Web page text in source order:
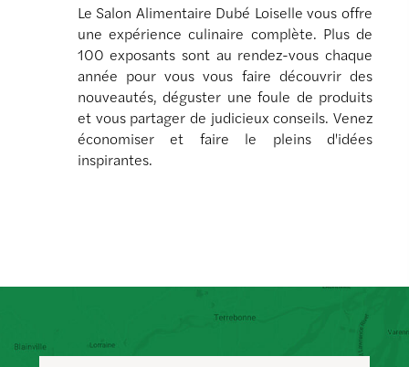
Le Salon Alimentaire Dubé Loiselle vous offre
une expérience culinaire complète. Plus de
100 exposants sont au rendez-vous chaque
année pour vous vous faire découvrir des
nouveautés, déguster une foule de produits
et vous partager de judicieux conseils. Venez
économiser et faire le pleins d'idées
inspirantes.